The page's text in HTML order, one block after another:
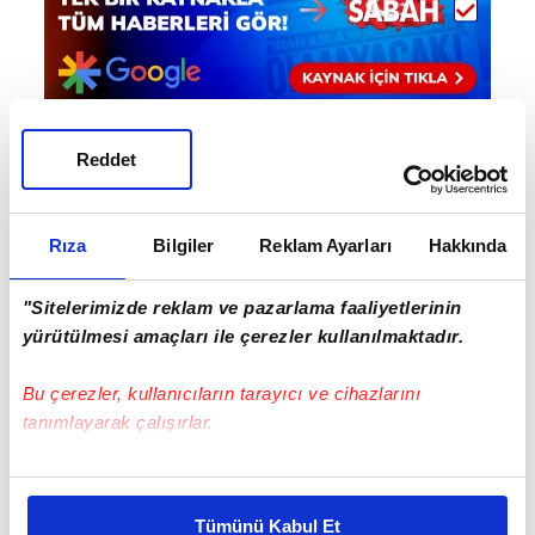
Rıza Bilgiler Reklam Ayarları Hakkında
"Sitelerimizde reklam ve pazarlama faaliyetlerinin
yürütülmesi amaçları ile çerezler kullanılmaktadır.
Bu çerezler, kullanıcıların tarayıcı ve cihazlarını
tanımlayarak çalışırlar.
Bu çerezlere izin vermeniz halinde sizlere özel
Tümünü Kabul Et
Reddet
#FENERBAHÇE #FERENCVAROS